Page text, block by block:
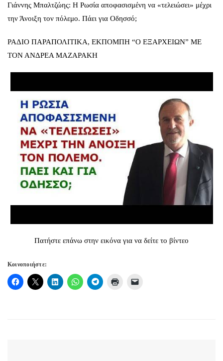
Γιάννης Μπαλτζώης: Η Ρωσία αποφασισμένη να «τελειώσει» μέχρι
την Άνοιξη τον πόλεμο. Πάει για Οδησσό;
ΡΑΔΙΟ ΠΑΡΑΠΟΛΙΤΙΚΑ, ΕΚΠΟΜΠΗ “Ο ΕΞΑΡΧΕΙΩΝ” ΜΕ
ΤΟΝ ΑΝΔΡΕΑ ΜΑΖΑΡΑΚΗ
Πατήστε επάνω στην εικόνα για να δείτε το βίντεο
Κοινοποιήστε: